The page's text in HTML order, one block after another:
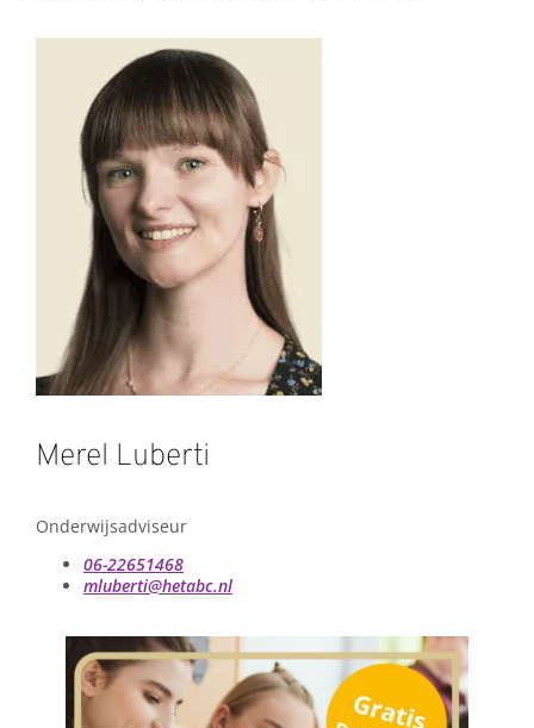
Merel Luberti
Onderwijsadviseur
06-22651468
mluberti@hetabc.nl